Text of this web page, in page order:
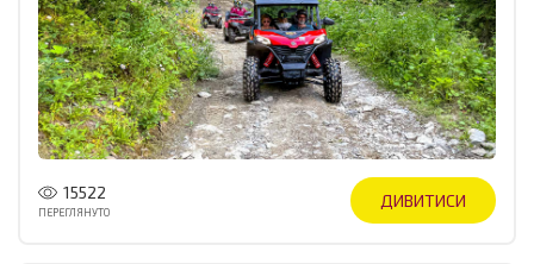
15522
ПЕРЕГЛЯНУТО
ДИВИТИСИ